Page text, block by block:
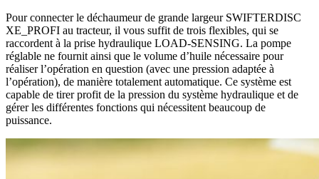
Pour connecter le déchaumeur de grande largeur SWIFTERDISC
XE_PROFI au tracteur, il vous suffit de trois flexibles, qui se
raccordent à la prise hydraulique LOAD-SENSING. La pompe
réglable ne fournit ainsi que le volume d’huile nécessaire pour
réaliser l’opération en question (avec une pression adaptée à
l’opération), de manière totalement automatique. Ce système est
capable de tirer profit de la pression du système hydraulique et de
gérer les différentes fonctions qui nécessitent beaucoup de
puissance.